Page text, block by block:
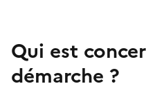
Qui est
démarche ?